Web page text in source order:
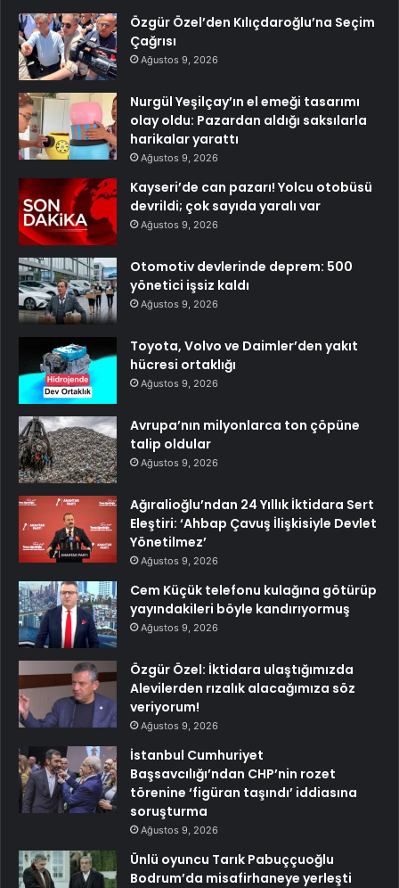
Özgür Özel’den Kılıçdaroğlu’na Seçim
Çağrısı
Ağustos 9, 2026
Nurgül Yeşilçay’ın el emeği tasarımı
olay oldu: Pazardan aldığı saksılarla
harikalar yarattı
Ağustos 9, 2026
Kayseri’de can pazarı! Yolcu otobüsü
devrildi; çok sayıda yaralı var
Ağustos 9, 2026
Otomotiv devlerinde deprem: 500
yönetici işsiz kaldı
Ağustos 9, 2026
Toyota, Volvo ve Daimler’den yakıt
hücresi ortaklığı
Ağustos 9, 2026
Avrupa’nın milyonlarca ton çöpüne
talip oldular
Ağustos 9, 2026
Ağıralioğlu’ndan 24 Yıllık İktidara Sert
Eleştiri: ‘Ahbap Çavuş İlişkisiyle Devlet
Yönetilmez’
Ağustos 9, 2026
Cem Küçük telefonu kulağına götürüp
yayındakileri böyle kandırıyormuş
Ağustos 9, 2026
Özgür Özel: İktidara ulaştığımızda
Alevilerden rızalık alacağımıza söz
veriyorum!
Ağustos 9, 2026
İstanbul Cumhuriyet
Başsavcılığı’ndan CHP’nin rozet
törenine ‘figüran taşındı’ iddiasına
soruşturma
Ağustos 9, 2026
Ünlü oyuncu Tarık Pabuççuoğlu
Bodrum’da misafirhaneye yerleşti